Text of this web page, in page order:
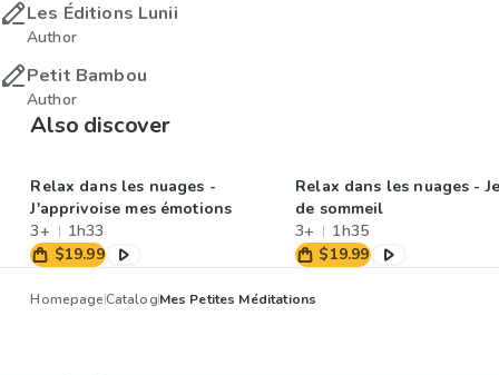
Les Éditions Lunii
Author
Petit Bambou
Author
Also discover
Relax dans les nuages -
J'apprivoise mes émotions
3+
1h33
$19.99
Relax dans les nuages -
de sommeil
3+
1h35
$19.99
HomepageCatalogMes Petites Méditations